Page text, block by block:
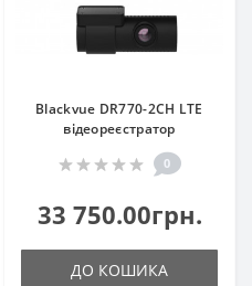
Blackvue DR770-2CH LTE
відеореєстратор
0
33 750.00грн.
ДО КОШИКА